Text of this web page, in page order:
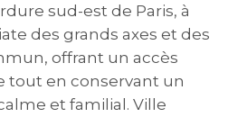
sud-est de Paris, à
des grands axes et des
offrant un accès
tout en conservant un
et familial. Ville